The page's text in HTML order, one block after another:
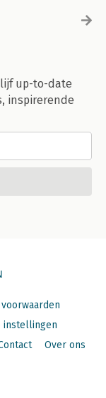
up-to-date
inspirerende
instellingen
Over ons